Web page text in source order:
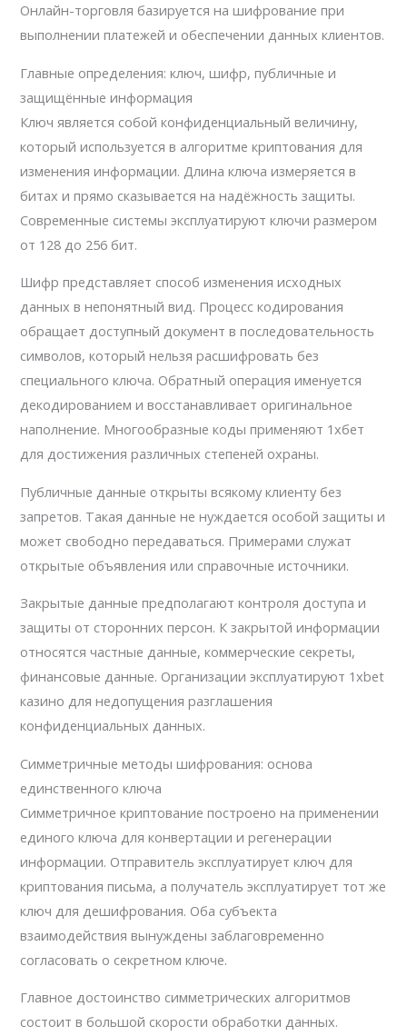
Онлайн-торговля базируется на шифрование при
выполнении платежей и обеспечении данных клиентов.
Главные определения: ключ, шифр, публичные и
защищённые информация
Ключ является собой конфиденциальный величину,
который используется в алгоритме криптования для
изменения информации. Длина ключа измеряется в
битах и прямо сказывается на надёжность защиты.
Современные системы эксплуатируют ключи размером
от 128 до 256 бит.
Шифр представляет способ изменения исходных
данных в непонятный вид. Процесс кодирования
обращает доступный документ в последовательность
символов, который нельзя расшифровать без
специального ключа. Обратный операция именуется
декодированием и восстанавливает оригинальное
наполнение. Многообразные коды применяют 1хбет
для достижения различных степеней охраны.
Публичные данные открыты всякому клиенту без
запретов. Такая данные не нуждается особой защиты и
может свободно передаваться. Примерами служат
открытые объявления или справочные источники.
Закрытые данные предполагают контроля доступа и
защиты от сторонних персон. К закрытой информации
относятся частные данные, коммерческие секреты,
финансовые данные. Организации эксплуатируют 1xbet
казино для недопущения разглашения
конфиденциальных данных.
Симметричные методы шифрования: основа
единственного ключа
Симметричное криптование построено на применении
единого ключа для конвертации и регенерации
информации. Отправитель эксплуатирует ключ для
криптования письма, а получатель эксплуатирует тот же
ключ для дешифрования. Оба субъекта
взаимодействия вынуждены заблаговременно
согласовать о секретном ключе.
Главное достоинство симметрических алгоритмов
состоит в большой скорости обработки данных.